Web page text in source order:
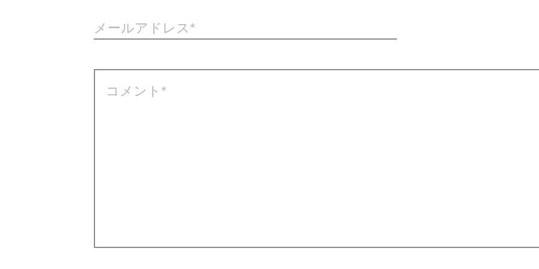
メールアドレス
コメント